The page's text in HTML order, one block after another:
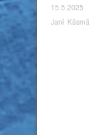
15.5.2025
Jani Käsmä